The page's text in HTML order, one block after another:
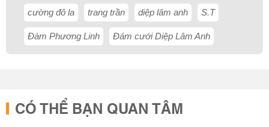
cường đô la trang trần diệp lâm anh S.T
Đàm Phương Linh Đám cưới Diệp Lâm Anh
CÓ THỂ BẠN QUAN TÂM